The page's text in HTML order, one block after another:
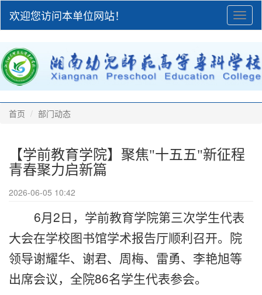
欢迎您访问本单位网站！
首页 部门动态
【学前教育学院】聚焦"十五五"新征程
青春聚力启新篇
2026-06-05 10:42
6月2日，学前教育学院第三次学生代表
大会在学校图书馆学术报告厅顺利召开。院
领导谢耀华、谢君、周梅、雷勇、李艳旭等
出席会议，全院86名学生代表参会。